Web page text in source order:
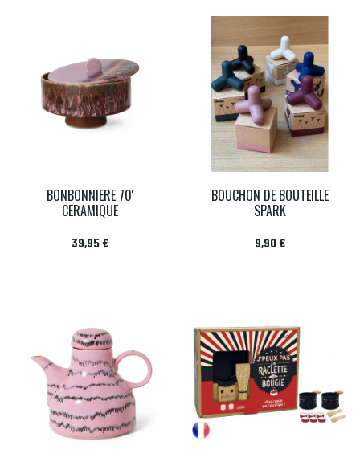
BONBONNIERE 70'
CERAMIQUE
Prix
39,95 €
BOUCHON DE BOUTEILLE
SPARK
Prix
9,90 €